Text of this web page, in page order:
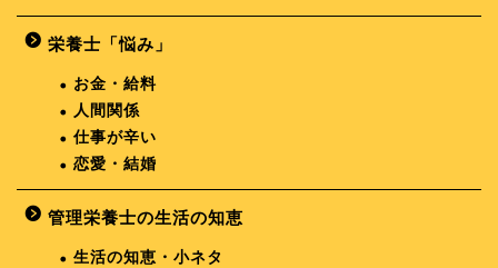
栄養士「悩み」
お金・給料
人間関係
仕事が辛い
恋愛・結婚
管理栄養士の生活の知恵
生活の知恵・小ネタ